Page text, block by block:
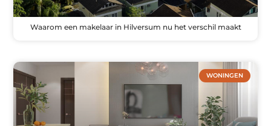
Waarom een makelaar in Hilversum nu het verschil maakt
WONINGEN